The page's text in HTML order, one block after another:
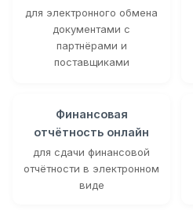
для электронного обмена
документами с
партнёрами и
поставщиками
Финансовая
отчётность онлайн
для сдачи финансовой
отчётности в электронном
виде